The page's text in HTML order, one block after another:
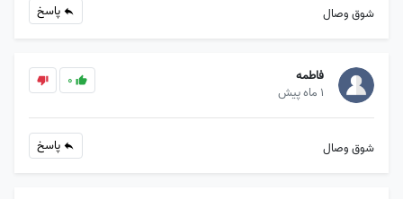
شوق وصال پاسخ
فاطمه
1 ماه پیش
0
شوق وصال پاسخ